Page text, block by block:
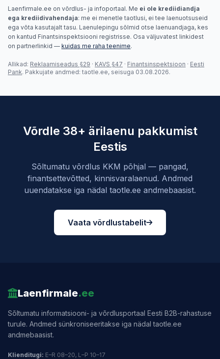
Laenfirmale.ee on võrdlus- ja infoportaal. Me ei ole krediidiandja
ega krediidivahendaja: me ei menetle taotlusi, ei tee laenuotsuseid
ega võta kasutajalt tasu. Laenulepingu sõlmid otse laenuandjaga, kes
on kantud Finantsinspektsiooni registrisse. Osa väljuvatest linkidest
on partnerlinkid — kuidas me raha teenime.
Allikad: Reklaamiseadus §29 · KAVS §47 · Finantsinspektsioon · Eesti
Pank. Pakkujate andmed: taotle.ee, seisuga 03.08.2026.
Võrdle 38+ ärilaenu pakkumist
Eestis
Sõltumatu võrdlus KKM põhjal — pangad,
finantsettevõtted, kinnisvaralaenud. Andmed
uuendatakse iga nädal taotle.ee andmebaasist.
Vaata võrdlustabelit
Laenfirmale.ee
Sõltumatu informatsiooni- ja võrdlusportaal Eesti B2B-rahastuse
turule. Andmed sünkroniseeritakse iga nädal taotle.ee
andmebaasist.
Klienditugi: E–R 08–20, L–P 10–17